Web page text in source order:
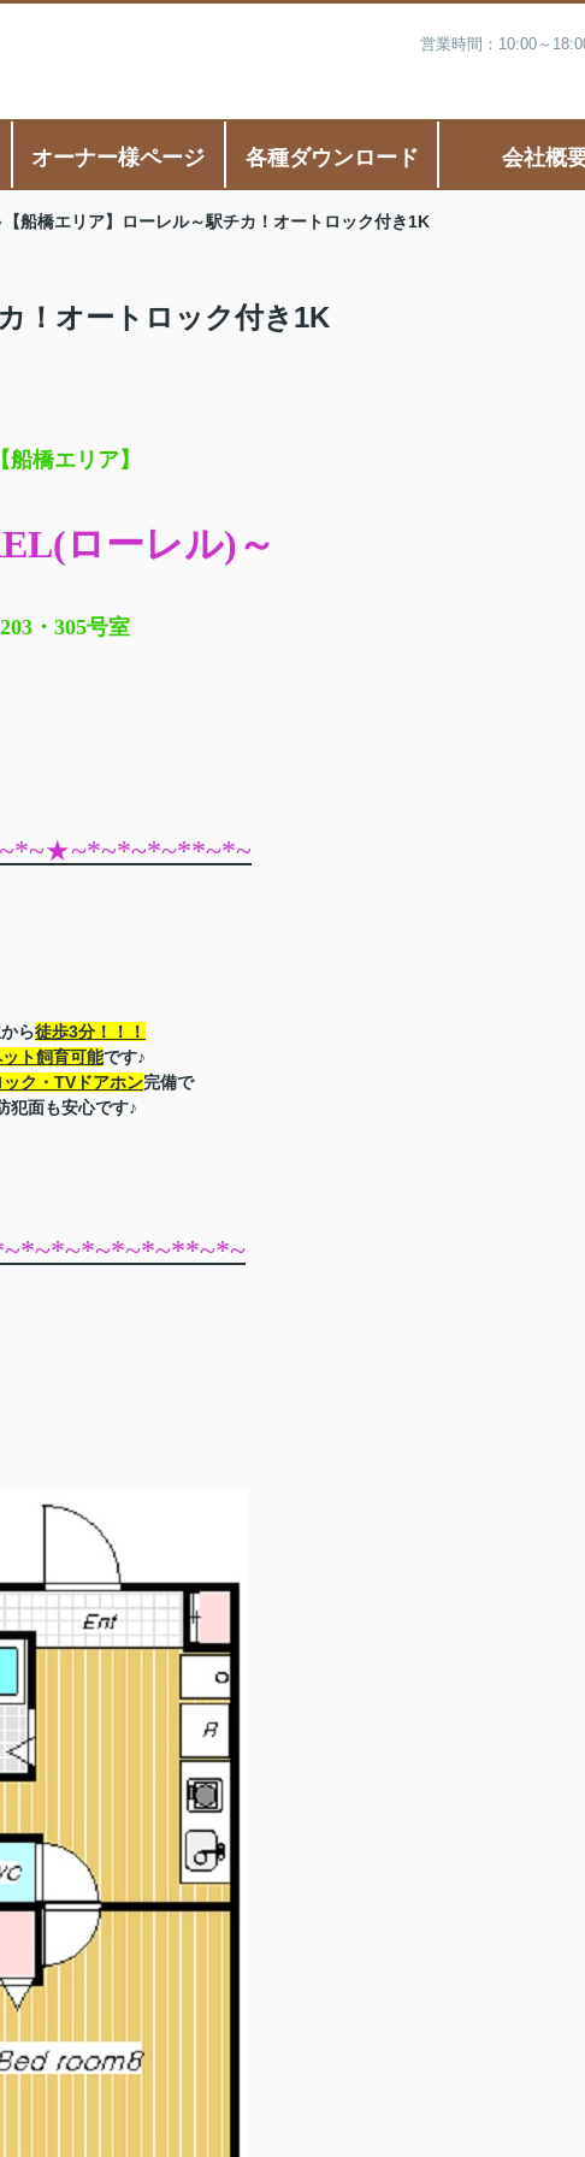
営業時間：10:00～
オーナー様ページ 各種ダウンロード 会社概
【船橋エリア】ローレル～駅チカ！オートロック付き1K
！オートロック付き1K
【船橋エリア】
ローレル)～
203・305号室
ら徒歩3分！！！
ト飼育可能です♪
ク・TVドアホン完備で
犯面も安心です♪